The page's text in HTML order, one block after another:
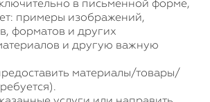
в письменной форме,
примеры изображений,
форматов и других
и другую важную
материалы/товары/